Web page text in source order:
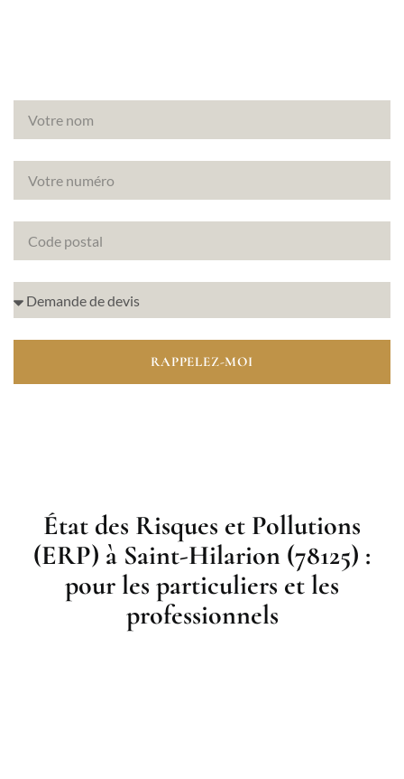
RAPPELEZ-MOI
État des Risques et Pollutions
(ERP) à Saint-Hilarion (78125) :
pour les particuliers et les
professionnels